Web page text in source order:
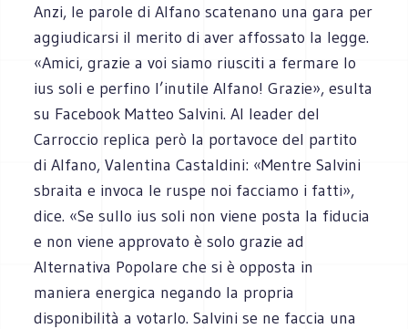
Anzi, le parole di Alfano scatenano una gara per
aggiudicarsi il merito di aver affossato la legge.
«Amici, grazie a voi siamo riusciti a fermare lo
ius soli e perfino l’inutile Alfano! Grazie», esulta
su Facebook Matteo Salvini. Al leader del
Carroccio replica però la portavoce del partito
di Alfano, Valentina Castaldini: «Mentre Salvini
sbraita e invoca le ruspe noi facciamo i fatti»,
dice. «Se sullo ius soli non viene posta la fiducia
e non viene approvato è solo grazie ad
Alternativa Popolare che si è opposta in
maniera energica negando la propria
disponibilità a votarlo. Salvini se ne faccia una